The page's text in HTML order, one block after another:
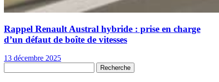
Rappel Renault Austral hybride : prise en charge
d’un défaut de boîte de vitesses
13 décembre 2025